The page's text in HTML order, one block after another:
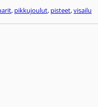
, pikkujoulut, pisteet, visailu